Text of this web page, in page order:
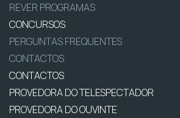
REVER PROGRAMAS
CONCURSOS
PERGUNTAS FREQUENTES
CONTACTOS
CONTACTOS
PROVEDORA DO TELESPECTADOR
PROVEDORA DO OUVINTE